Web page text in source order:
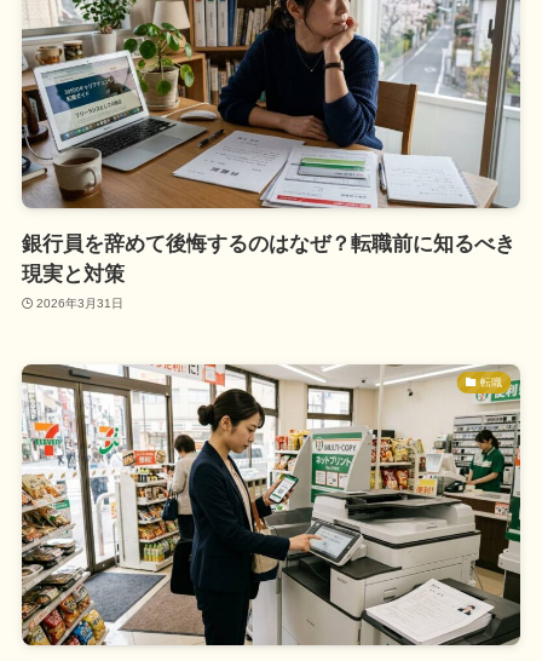
銀行員を辞めて後悔するのはなぜ？転職前に知るべき
現実と対策
2026年3月31日
転職